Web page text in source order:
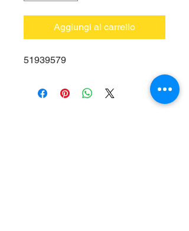
Aggiungi al carrello
51939579